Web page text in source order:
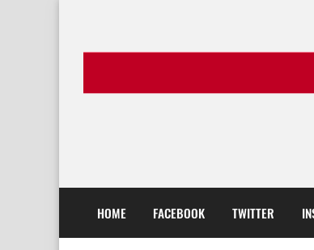
HOME FACEBOOK TWITTER